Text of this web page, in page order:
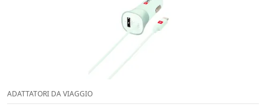
ADATTATORI DA VIAGGIO